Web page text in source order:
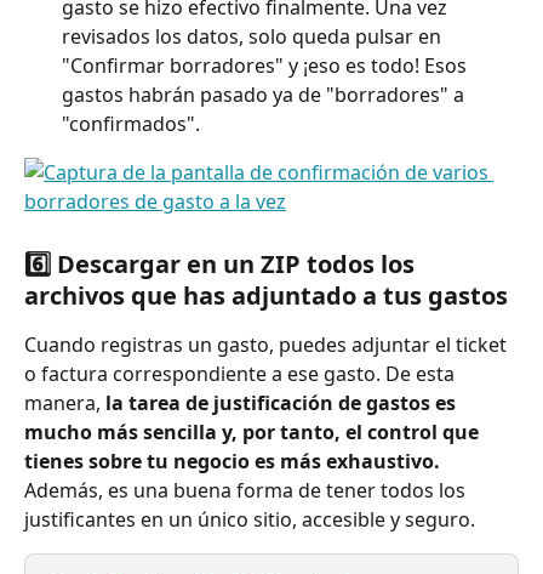
gasto se hizo efectivo finalmente. Una vez
revisados los datos, solo queda pulsar en
"Confirmar borradores" y ¡eso es todo! Esos
gastos habrán pasado ya de "borradores" a
"confirmados".
6️⃣ Descargar en un ZIP todos los
archivos que has adjuntado a tus gastos
Cuando registras un gasto, puedes adjuntar el ticket
o factura correspondiente a ese gasto. De esta
manera, la tarea de justificación de gastos es
mucho más sencilla y, por tanto, el control que
tienes sobre tu negocio es más exhaustivo.
Además, es una buena forma de tener todos los
justificantes en un único sitio, accesible y seguro.